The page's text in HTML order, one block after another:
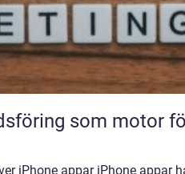
som motor
iPhone appar iPhone appar